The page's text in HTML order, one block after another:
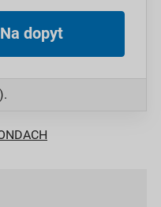
Na dopyt